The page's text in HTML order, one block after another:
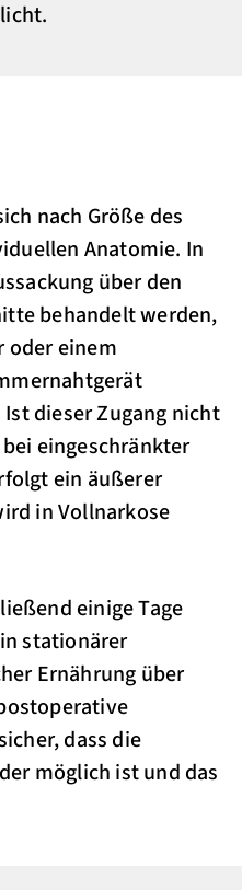
nach Größe des
Anatomie. In
über den
behandelt werden,
oder einem
dieser Zugang nicht
eingeschränkter
ein äußerer
in Vollnarkose
einige Tage
stationärer
Ernährung über
dass die
möglich ist und das